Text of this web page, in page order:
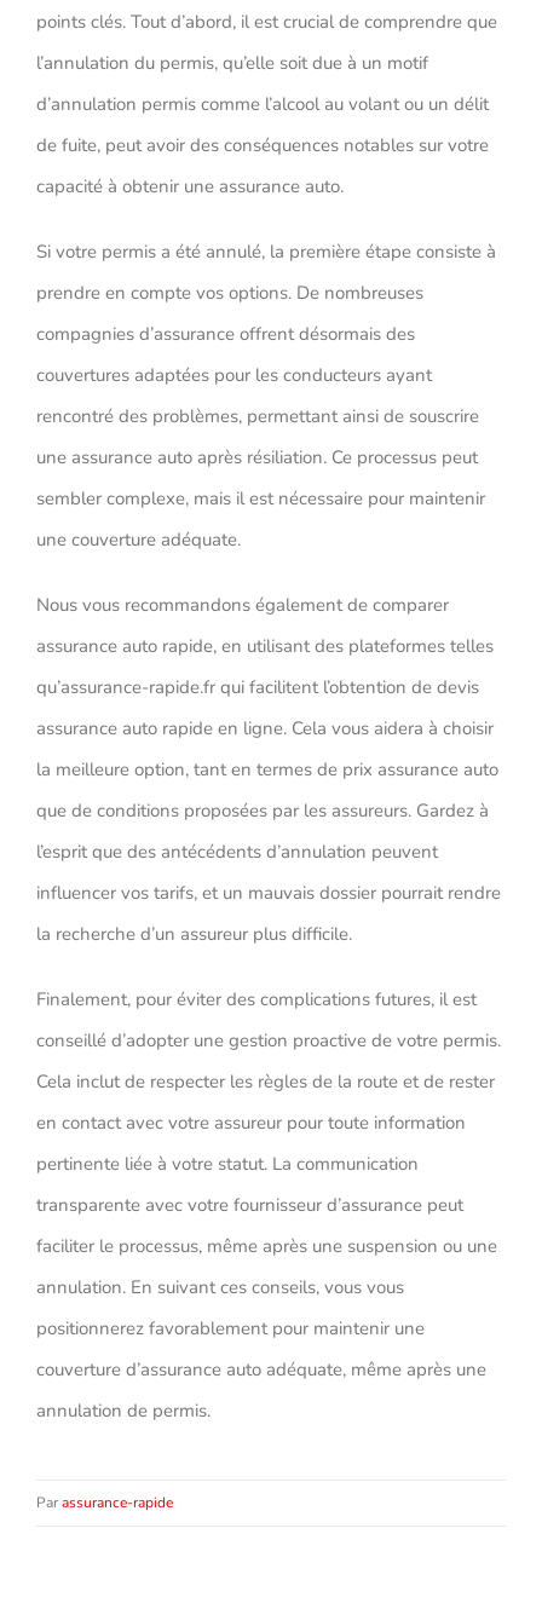
points clés. Tout d’abord, il est crucial de comprendre que
l’annulation du permis, qu’elle soit due à un motif
d’annulation permis comme l’alcool au volant ou un délit
de fuite, peut avoir des conséquences notables sur votre
capacité à obtenir une assurance auto.
Si votre permis a été annulé, la première étape consiste à
prendre en compte vos options. De nombreuses
compagnies d’assurance offrent désormais des
couvertures adaptées pour les conducteurs ayant
rencontré des problèmes, permettant ainsi de souscrire
une assurance auto après résiliation. Ce processus peut
sembler complexe, mais il est nécessaire pour maintenir
une couverture adéquate.
Nous vous recommandons également de comparer
assurance auto rapide, en utilisant des plateformes telles
qu’assurance-rapide.fr qui facilitent l’obtention de devis
assurance auto rapide en ligne. Cela vous aidera à choisir
la meilleure option, tant en termes de prix assurance auto
que de conditions proposées par les assureurs. Gardez à
l’esprit que des antécédents d’annulation peuvent
influencer vos tarifs, et un mauvais dossier pourrait rendre
la recherche d’un assureur plus difficile.
Finalement, pour éviter des complications futures, il est
conseillé d’adopter une gestion proactive de votre permis.
Cela inclut de respecter les règles de la route et de rester
en contact avec votre assureur pour toute information
pertinente liée à votre statut. La communication
transparente avec votre fournisseur d’assurance peut
faciliter le processus, même après une suspension ou une
annulation. En suivant ces conseils, vous vous
positionnerez favorablement pour maintenir une
couverture d’assurance auto adéquate, même après une
annulation de permis.
Parassurance-rapide